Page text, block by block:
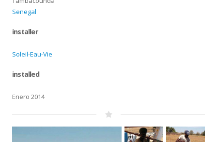
Senegal
installer
Soleil-Eau-Vie
installed
Enero 2014